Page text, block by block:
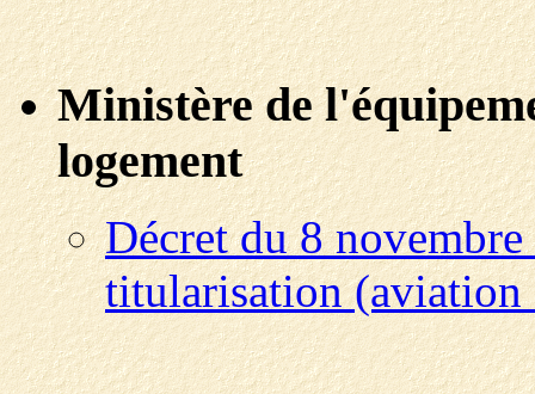
Ministère de
logement
Décret du 8
titularisation